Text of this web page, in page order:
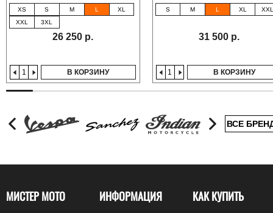
XS S M L
XL
XXL
3XL
26 250 р.
В КОРЗИНУ
S M L XL XXL
31 500 р.
В КОРЗИНУ
ВСЕ
МИСТЕР МОТО ИНФОРМАЦИЯ КАК КУПИТЬ